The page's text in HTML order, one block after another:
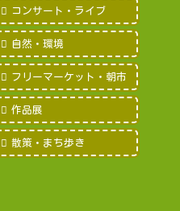
コンサート・ライブ
自然・環境
フリーマーケット・朝市
作品展
散策・まち歩き